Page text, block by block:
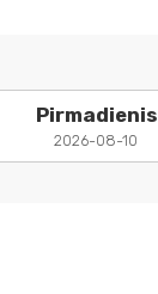
Pirmadienis
2026-08-10